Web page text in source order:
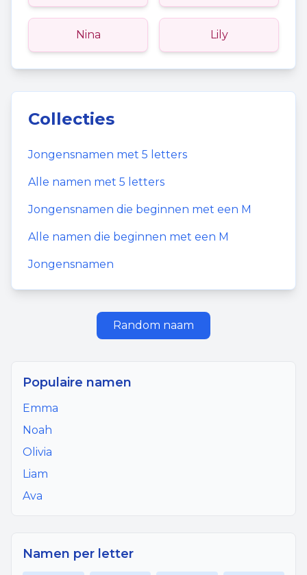
Nina Lily
Collecties
Jongensnamen met 5 letters
Alle namen met 5 letters
Jongensnamen die beginnen met een M
Alle namen die beginnen met een M
Jongensnamen
Random naam
Populaire namen
Emma
Noah
Olivia
Liam
Ava
Namen per letter